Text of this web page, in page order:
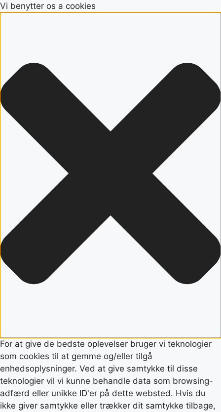
Vi benytter os a cookies
For at give de bedste oplevelser bruger vi teknologier
som cookies til at gemme og/eller tilgå
enhedsoplysninger. Ved at give samtykke til disse
teknologier vil vi kunne behandle data som browsing-
adfærd eller unikke ID'er på dette websted. Hvis du
ikke giver samtykke eller trækker dit samtykke tilbage,